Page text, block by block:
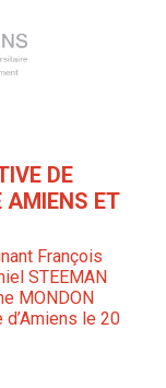
DE
AMIENS ET
François
STEEMAN
MONDON
d’Amiens le 20